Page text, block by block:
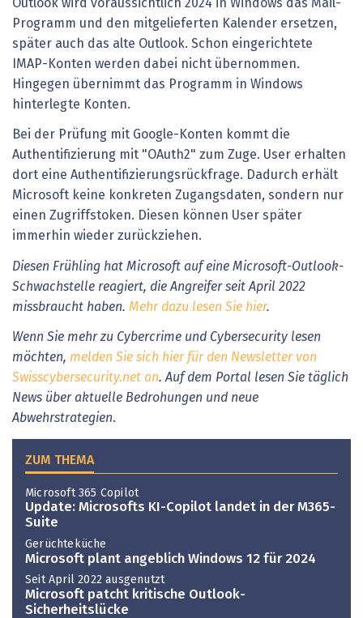
Outlook wird voraussichtlich 2024 in Windows das Mail-
Programm und den mitgelieferten Kalender ersetzen,
später auch das alte Outlook. Schon eingerichtete
IMAP-Konten werden dabei nicht übernommen.
Hingegen übernimmt das Programm in Windows
hinterlegte Konten.
Bei der Prüfung mit Google-Konten kommt die
Authentifizierung mit "OAuth2" zum Zuge. User erhalten
dort eine Authentifizierungsrückfrage. Dadurch erhält
Microsoft keine konkreten Zugangsdaten, sondern nur
einen Zugriffstoken. Diesen können User später
immerhin wieder zurückziehen.
Diesen Frühling hat Microsoft auf eine Microsoft-Outlook-
Schwachstelle reagiert, die Angreifer seit April 2022
missbraucht haben. Mehr dazu lesen Sie hier.
Wenn Sie mehr zu Cybercrime und Cybersecurity lesen
möchten, melden Sie sich hier für den Newsletter von
Swisscybersecurity.net an. Auf dem Portal lesen Sie täglich
News über aktuelle Bedrohungen und neue
Abwehrstrategien.
ZUM THEMA
Microsoft 365 Copilot
Update: Microsofts KI-Copilot landet in der M365-
Suite
Gerüchteküche
Microsoft plant angeblich Windows 12 für 2024
Seit April 2022 ausgenutzt
Microsoft patcht kritische Outlook-
Sicherheitslücke